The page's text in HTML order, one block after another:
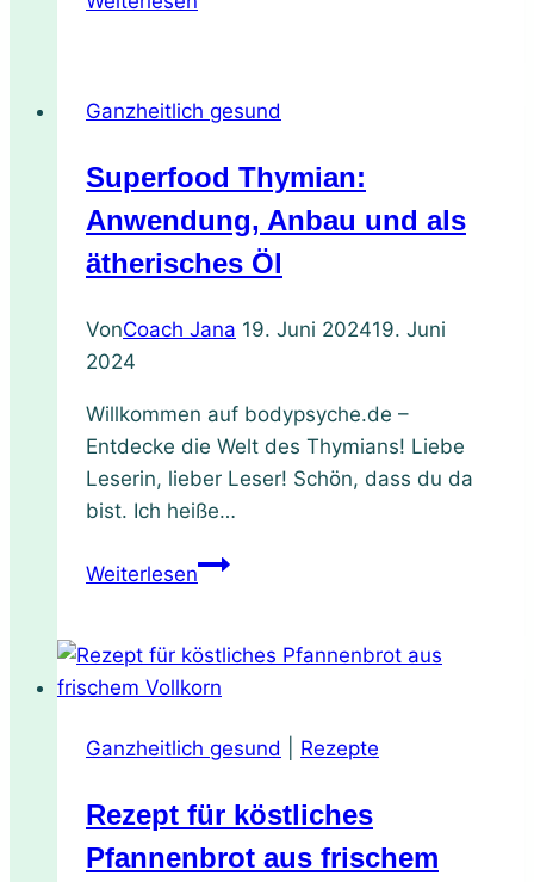
Tipps
absoluten
Zeitmangel
für
Ganzheitlich gesund
Superfood Thymian:
Anwendung, Anbau und als
ätherisches Öl
VonCoach Jana 19. Juni 202419. Juni
2024
Willkommen auf bodypsyche.de –
Entdecke die Welt des Thymians! Liebe
Leserin, lieber Leser! Schön, dass du da
bist. Ich heiße…
WeiterlesenSuperfood
Anbau
und
ätherisches
Ganzheitlich gesund Rezepte
Rezept für köstliches
Pfannenbrot aus frischem